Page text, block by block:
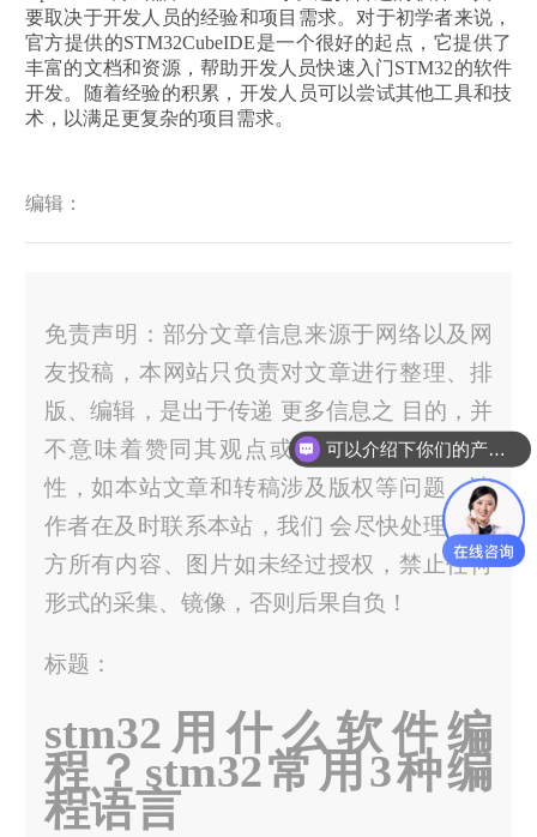
要取决于开发人员的经验和项目需求。对于初学者来说，
官方提供的STM32CubeIDE是一个很好的起点，它提供了
丰富的文档和资源，帮助开发人员快速入门STM32的软件
开发。随着经验的积累，开发人员可以尝试其他工具和技
术，以满足更复杂的项目需求。
编辑：
免责声明：部分文章信息来源于网络以及网
友投稿，本网站只负责对文章进行整理、排
版、编辑，是出于传递 更多信息之 目的，并
不意味着赞同其观点或证实其内容的真实
性，如本站文章和转稿涉及版权等问题，请
作者在及时联系本站，我们 会尽快处理。官
方所有内容、图片如未经过授权，禁止任何
形式的采集、镜像，否则后果自负！
标题：
stm32用什么软件编
程？stm32常用3种编
程语言
可以介绍下你们的产品么？